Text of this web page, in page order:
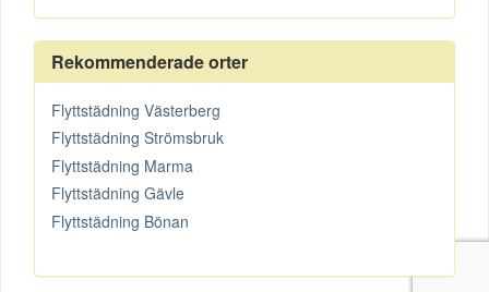
Rekommenderade orter
Flyttstädning Västerberg
Flyttstädning Strömsbruk
Flyttstädning Marma
Flyttstädning Gävle
Flyttstädning Bönan